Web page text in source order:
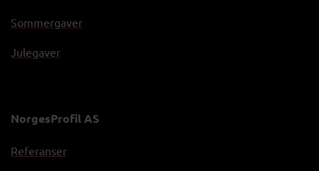
Sommergaver
Julegaver
NorgesProfil AS
Referanser